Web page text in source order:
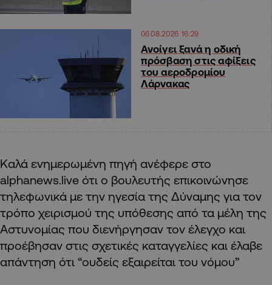
06.08.2026 16:29
Ανοίγει ξανά η οδική
πρόσβαση στις αφίξεις
του αεροδρομίου
Λάρνακας
Καλά ενημερωμένη πηγή ανέφερε στο
alphanews.live ότι ο βουλευτής επικοινώνησε
τηλεφωνικά με την ηγεσία της Δύναμης για τον
τρόπο χειρισμού της υπόθεσης από τα μέλη της
Αστυνομίας που διενήργησαν τον έλεγχο και
προέβησαν στις σχετικές καταγγελίες και έλαβε
απάντηση ότι “ουδείς εξαιρείται του νόμου”